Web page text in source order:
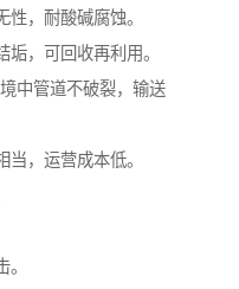
，耐酸碱腐蚀。
，可回收再利用。
中管道不破裂，输送
，运营成本低。